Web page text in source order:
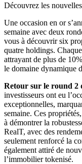
Découvrez les
Une occasion en or
semaine avec deux
vous à découvrir six
quatre holdings.
attrayant de plus de
le domaine dynamique
Retour sur le round 2
investisseurs ont eu
exceptionnelles,
semaine. Ces
à démontrer la
RealT, avec des
seulement renforcé la
également attiré de
l’immobilier tokenisé.